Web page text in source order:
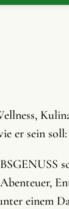
er sein soll:
einem